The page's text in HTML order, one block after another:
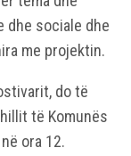
dhe sociale dhe
me projektin.
do të
të Komunës
ora 12.